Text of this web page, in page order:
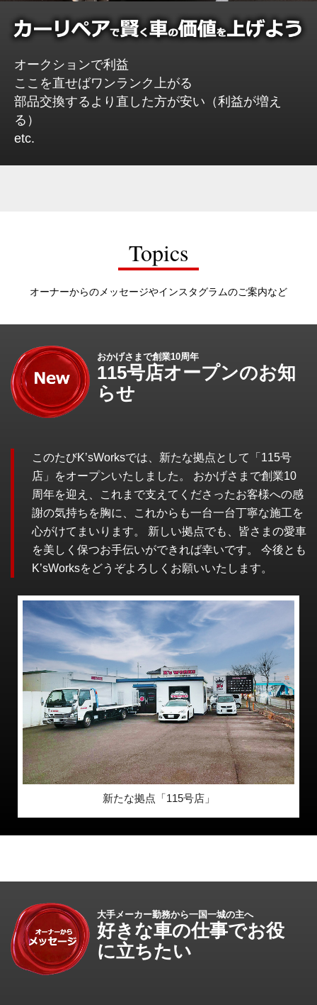
オークションで利益
ここを直せばワンランク上がる
部品交換するより直した方が安い（利益が増え
る）
etc.
Topics
オーナーからのメッセージやインスタグラムのご案内など
おかげさまで創業10周年
115号店オープンのお知
らせ
このたびK’sWorksでは、新たな拠点として「115号
店」をオープンいたしました。 おかげさまで創業10
周年を迎え、これまで支えてくださったお客様への感
謝の気持ちを胸に、これからも一台一台丁寧な施工を
心がけてまいります。 新しい拠点でも、皆さまの愛車
を美しく保つお手伝いができれば幸いです。 今後とも
K’sWorksをどうぞよろしくお願いいたします。
新たな拠点「115号店」
大手メーカー勤務から一国一城の主へ
好きな車の仕事でお役
に立ちたい